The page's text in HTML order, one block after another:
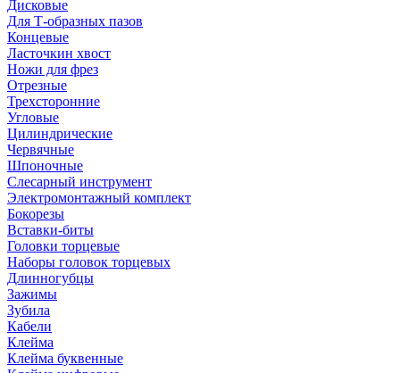
Дисковые
Для Т-образных пазов
Концевые
Ласточкин хвост
Ножи для фрез
Отрезные
Трехсторонние
Угловые
Цилиндрические
Червячные
Шпоночные
Слесарный инструмент
Электромонтажный комплект
Бокорезы
Вставки-биты
Головки торцевые
Наборы головок торцевых
Длинногубцы
Зажимы
Зубила
Кабели
Клейма
Клейма буквенные